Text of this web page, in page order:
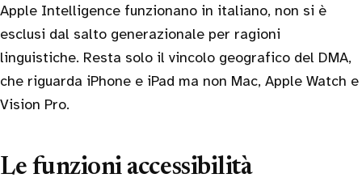
Apple Intelligence funzionano in italiano, non si è
esclusi dal salto generazionale per ragioni
linguistiche. Resta solo il vincolo geografico del DMA,
che riguarda iPhone e iPad ma non Mac, Apple Watch e
Vision Pro.
Le funzioni accessibilità